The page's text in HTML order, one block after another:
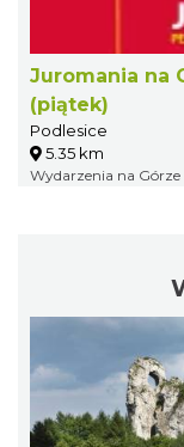
Juromania na
(piątek)
Podlesice
5.35 km
Wydarzenia na